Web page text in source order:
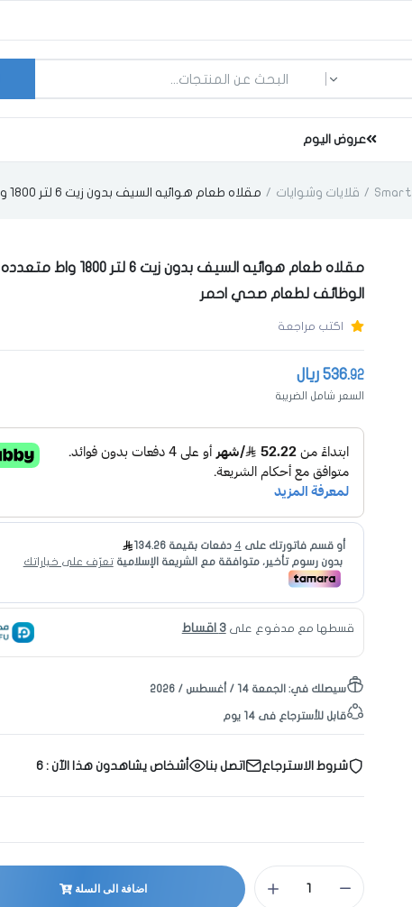
عروض اليوم
قلايات وشوايات مقلاه طعام هوائيه السيف بدون زيت 6 لتر 1800 واط متعدده الوظائف لطعام صحي احمر
مقلاه طعام هوائيه السيف بدون زيت 6 لتر 1800 واط متعدده
الوظائف لطعام صحي احمر
اكتب مراجعة
536.92 ريال
السعر شامل الضريبة
قسطها مع مدفوع على3 اقساط
سيصلك في: الجمعة ١٤ / أغسطس / ٢٠٢٦
قابل للأسترجاع فى 14 يوم
شروط الاسترجاع اتصل بنا أشخاص يشاهدون هذا الآن :6
اضافة الى السلة
ما الذي تبحث عنه؟